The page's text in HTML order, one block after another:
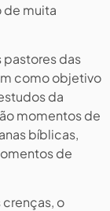
de muita
pastores das
como objetivo
da
momentos de
bíblicas,
de
o